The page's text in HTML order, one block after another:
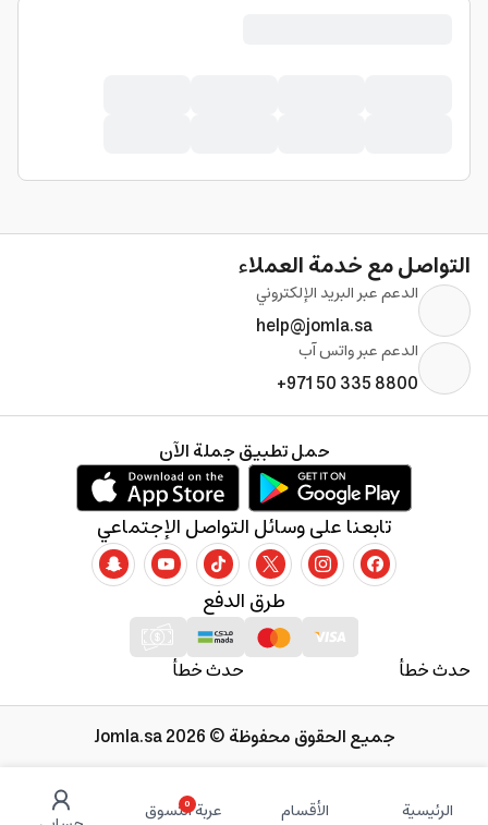
الرئيسية الأقسام 0
عربة التسوق
التواصل مع خدمة العملاء
الدعم عبر البريد الإلكتروني
help@jomla.sa
الدعم عبر واتس آب
+971 50 335 8800
حدث خطأ حدث خطأ
طرق الدفع
تابعنا على وسائل التواصل الإجتماعي
حمل تطبيق جملة الآن
جميع الحقوق محفوظة © 2026 Jomla.sa